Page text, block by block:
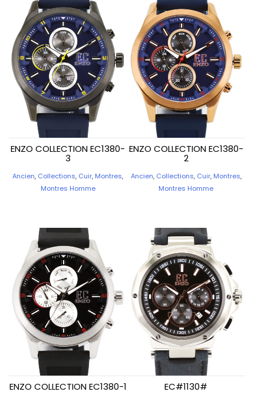
ENZO COLLECTION EC1380-
3
Ancien, Collections, Cuir, Montres,
Montres Homme
ENZO COLLECTION EC1380-
2
Ancien, Collections, Cuir, Montres,
Montres Homme
ENZO COLLECTION EC1380-1 EC#1130#